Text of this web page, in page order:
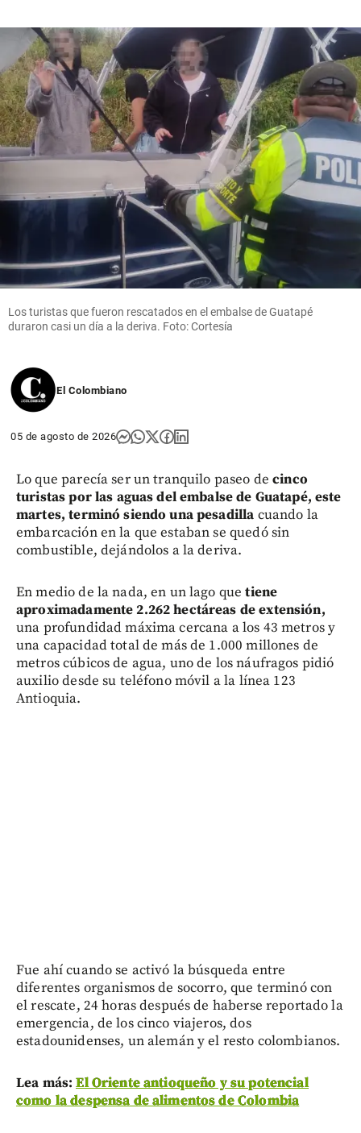
Los turistas que fueron rescatados en el embalse de Guatapé
duraron casi un día a la deriva. Foto: Cortesía
El Colombiano
05 de agosto de 2026
Lo que parecía ser un tranquilo paseo decinco
turistas por las aguas del embalse de Guatapé, este
martes, terminó siendo una pesadilla cuando la
embarcación en la que estaban se quedó sin
combustible, dejándolos a la deriva.
En medio de la nada, en un lago quetiene
aproximadamente 2.262 hectáreas de extensión,
una profundidad máxima cercana a los 43 metros y
una capacidad total de más de 1.000 millones de
metros cúbicos de agua, uno de los náufragos pidió
auxilio desde su teléfono móvil a la línea 123
Antioquia.
Fue ahí cuando se activó la búsqueda entre
diferentes organismos de socorro, que terminó con
el rescate, 24 horas después de haberse reportado la
emergencia, de los cinco viajeros, dos
estadounidenses, un alemán y el resto colombianos.
Lea más:El Oriente antioqueño y su potencial
como la despensa de alimentos de Colombia